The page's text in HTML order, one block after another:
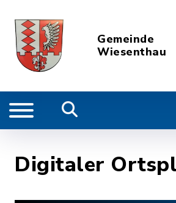
Gemeinde
Wiesenthau
Digitaler